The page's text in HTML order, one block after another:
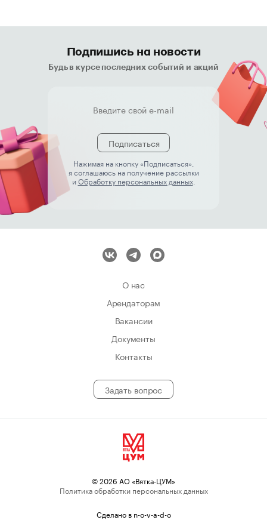
Подпишись на новости
Будь в курсе последних событий и акций
Подписаться
Нажимая на кнопку «Подписаться»,
я соглашаюсь на получение рассылки
иОбработку персональных данных.
О нас
Арендаторам
Вакансии
Документы
Контакты
Задать вопрос
© 2026 АО «Вятка-ЦУМ»
Политика обработки персональных данных
Сделано в n-o-v-a-d-o